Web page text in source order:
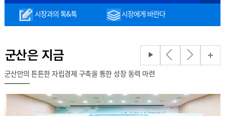
시장과의 톡&톡 시장에게 바란다
군산은 지금
군산만의 튼튼한 자립경제 구축을 통한 성장 동력 마련